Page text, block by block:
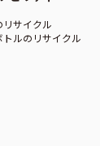
サイクル
トルのリサイクル